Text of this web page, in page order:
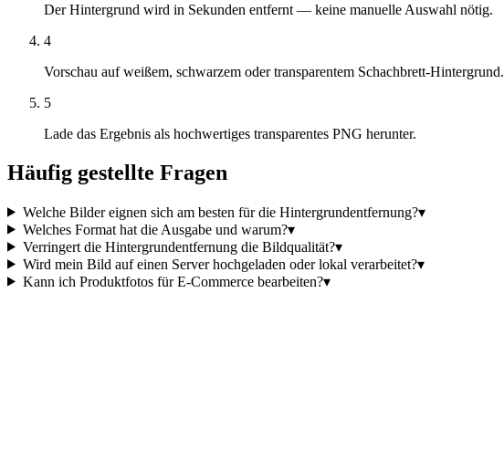
Der Hintergrund wird in Sekunden entfernt — keine manuelle Auswahl nötig.
4
Vorschau auf weißem, schwarzem oder transparentem Schachbrett-Hintergrund.
5
Lade das Ergebnis als hochwertiges transparentes PNG herunter.
Häufig gestellte Fragen
Welche Bilder eignen sich am besten für die Hintergrundentfernung?▾
Welches Format hat die Ausgabe und warum?▾
Verringert die Hintergrundentfernung die Bildqualität?▾
Wird mein Bild auf einen Server hochgeladen oder lokal verarbeitet?▾
Kann ich Produktfotos für E-Commerce bearbeiten?▾